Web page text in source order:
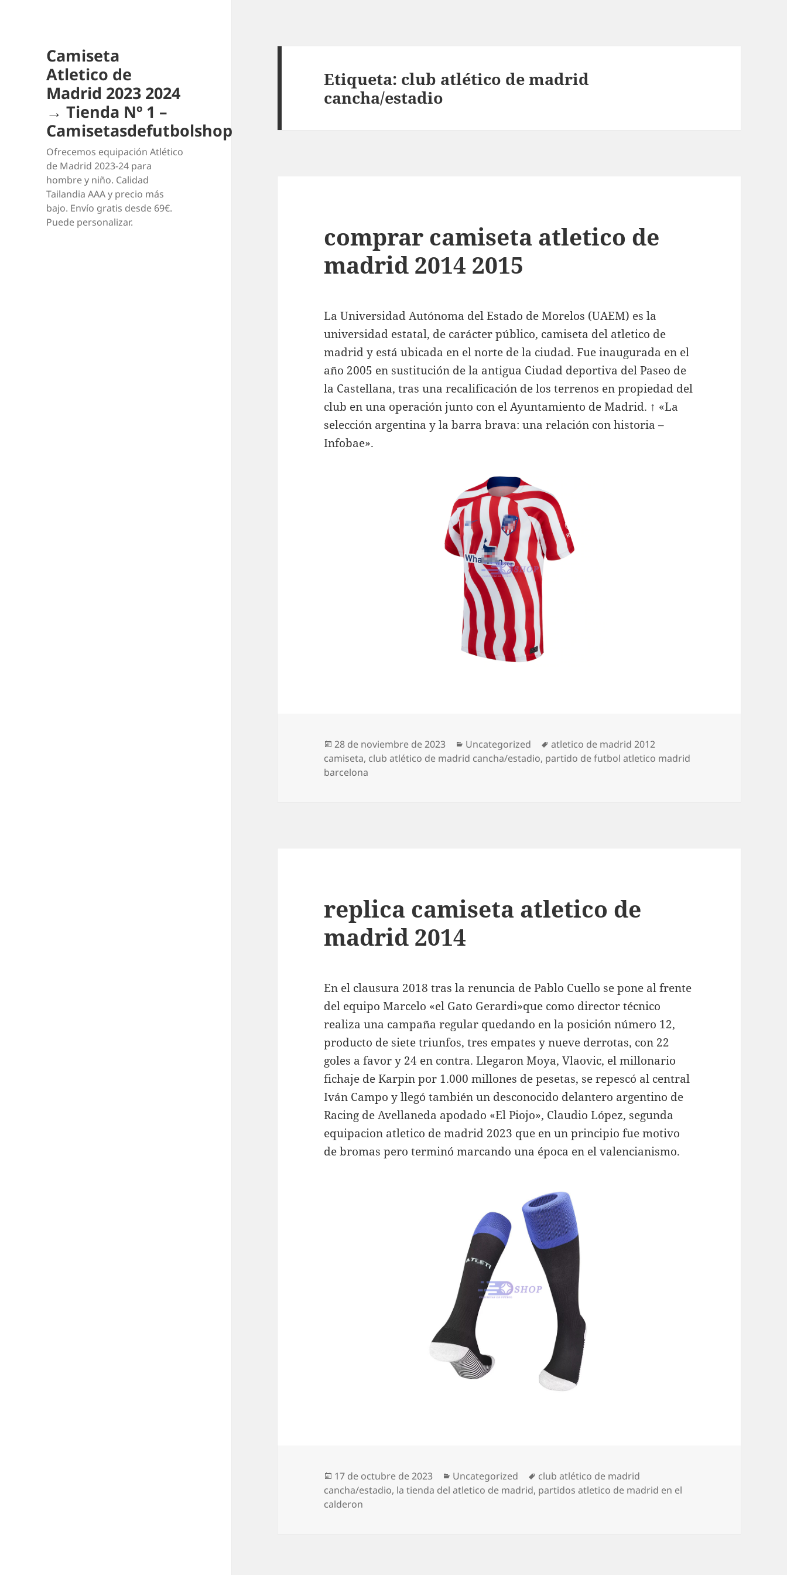
Camiseta
Atletico de
Madrid 2023 2024
→ Tienda Nº 1 –
Camisetasdefutbolshop
Ofrecemos equipación Atlético
de Madrid 2023-24 para
hombre y niño. Calidad
Tailandia AAA y precio más
bajo. Envío gratis desde 69€.
Puede personalizar.
Etiqueta: club atlético de madrid
cancha/estadio
comprar camiseta atletico de
madrid 2014 2015
La Universidad Autónoma del Estado de Morelos (UAEM) es la
universidad estatal, de carácter público, camiseta del atletico de
madrid y está ubicada en el norte de la ciudad. Fue inaugurada en el
año 2005 en sustitución de la antigua Ciudad deportiva del Paseo de
la Castellana, tras una recalificación de los terrenos en propiedad del
club en una operación junto con el Ayuntamiento de Madrid. ↑ «La
selección argentina y la barra brava: una relación con historia –
Infobae».
Publicado
el
28 de noviembre de 2023 Categorías
Uncategorized Etiquetas
atletico de madrid 2012
camiseta, club atlético de madrid cancha/estadio, partido de futbol atletico madrid
barcelona
replica camiseta atletico de
madrid 2014
En el clausura 2018 tras la renuncia de Pablo Cuello se pone al frente
del equipo Marcelo «el Gato Gerardi»que como director técnico
realiza una campaña regular quedando en la posición número 12,
producto de siete triunfos, tres empates y nueve derrotas, con 22
goles a favor y 24 en contra. Llegaron Moya, Vlaovic, el millonario
fichaje de Karpin por 1.000 millones de pesetas, se repescó al central
Iván Campo y llegó también un desconocido delantero argentino de
Racing de Avellaneda apodado «El Piojo», Claudio López, segunda
equipacion atletico de madrid 2023 que en un principio fue motivo
de bromas pero terminó marcando una época en el valencianismo.
Publicado
el
17 de octubre de 2023 Categorías
Uncategorized Etiquetas
club atlético de madrid
cancha/estadio, la tienda del atletico de madrid, partidos atletico de madrid en el
calderon